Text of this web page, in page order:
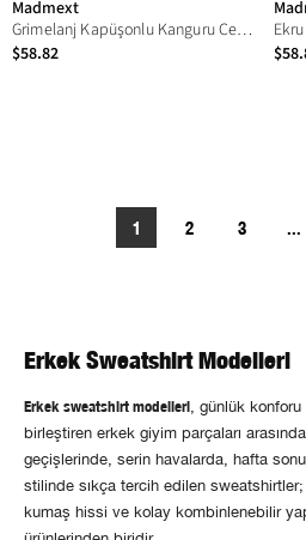
Madmext
Grimelanj Kapüşonlu Kanguru Cep Erkek Sweatshirt E7163
$58.82
1 2 3 ...
Erkek Sweatshirt Modelleri
Erkek sweatshirt modelleri, günlük
birleştiren erkek giyim parçaları
geçişlerinde, serin havalarda, hafta
stilinde sıkça tercih edilen
kumaş hissi ve kolay kombinlenebilir